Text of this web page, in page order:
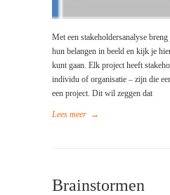
Met een stakeholdersanalyse
hun belangen in beeld en kijk je
kunt gaan. Elk project heeft
individu of organisatie – zijn die
een project. Dit wil zeggen dat
Lees meer →
Brainstormen